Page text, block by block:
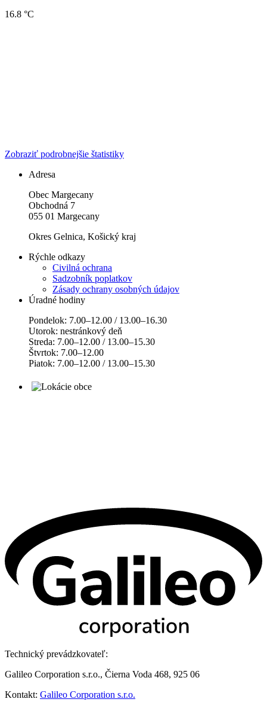
16.8 °C
Zobraziť podrobnejšie štatistiky
Adresa
Obec Margecany
Obchodná 7
055 01 Margecany
Okres Gelnica, Košický kraj
Rýchle odkazy
Civilná ochrana
Sadzobník poplatkov
Zásady ochrany osobných údajov
Úradné hodiny
Pondelok: 7.00–12.00 / 13.00–16.30
Utorok: nestránkový deň
Streda: 7.00–12.00 / 13.00–15.30
Štvrtok: 7.00–12.00
Piatok: 7.00–12.00 / 13.00–15.30
Technický prevádzkovateľ:
Galileo Corporation s.r.o., Čierna Voda 468, 925 06
Kontakt: Galileo Corporation s.r.o.